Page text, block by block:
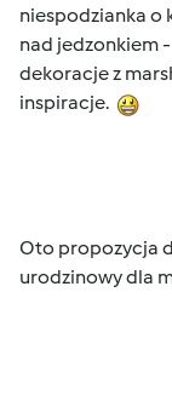
niespodzianka o
nad jedzonkiem
dekoracje z
inspiracje.
Oto propozycja
urodzinowy dla